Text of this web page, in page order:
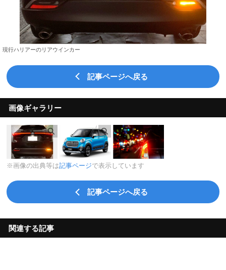
現行ハリアーのリアウインカー
記事ページへ戻る
画像ギャラリー
※画像の出典等は記事ページで表示しています
記事ページへ戻る
関連する記事